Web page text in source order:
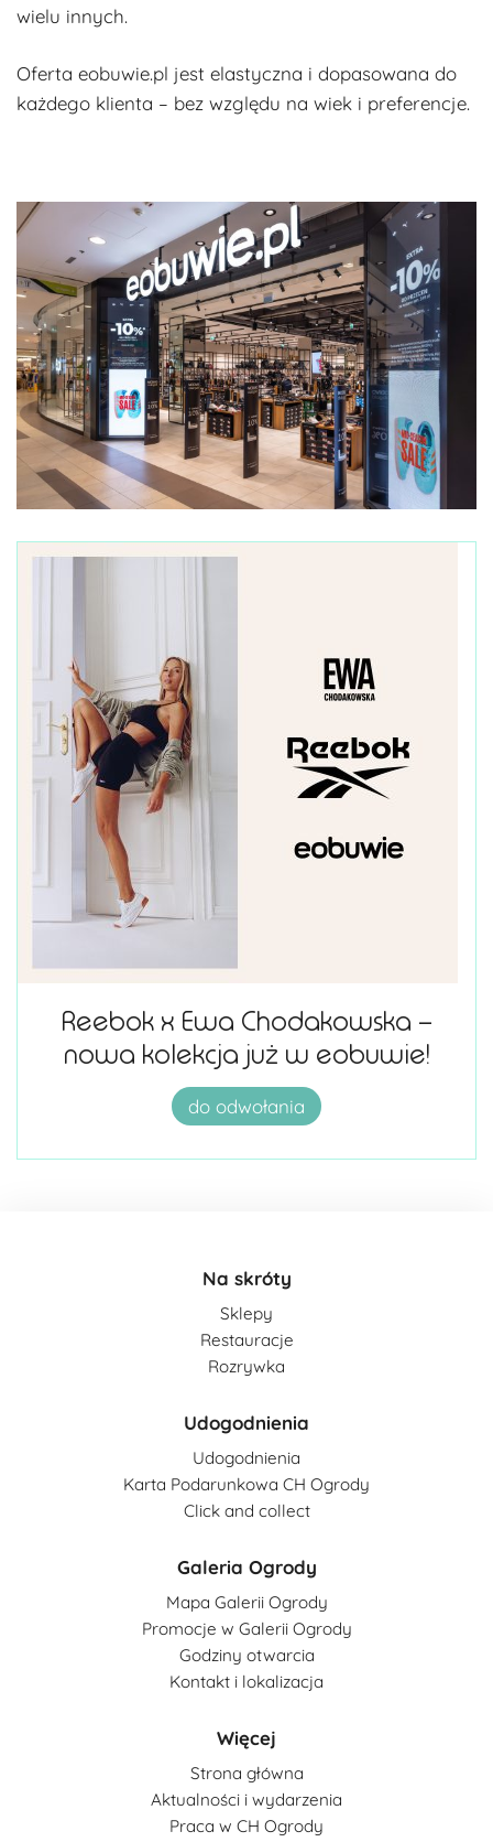
wielu innych.
Oferta eobuwie.pl jest elastyczna i dopasowana do
każdego klienta – bez względu na wiek i preferencje.
Reebok x Ewa Chodakowska –
nowa kolekcja już w eobuwie!
do odwołania
Na skróty
Sklepy
Restauracje
Rozrywka
Udogodnienia
Udogodnienia
Karta Podarunkowa CH Ogrody
Click and collect
Galeria Ogrody
Mapa Galerii Ogrody
Promocje w Galerii Ogrody
Godziny otwarcia
Kontakt i lokalizacja
Więcej
Strona główna
Aktualności i wydarzenia
Praca w CH Ogrody